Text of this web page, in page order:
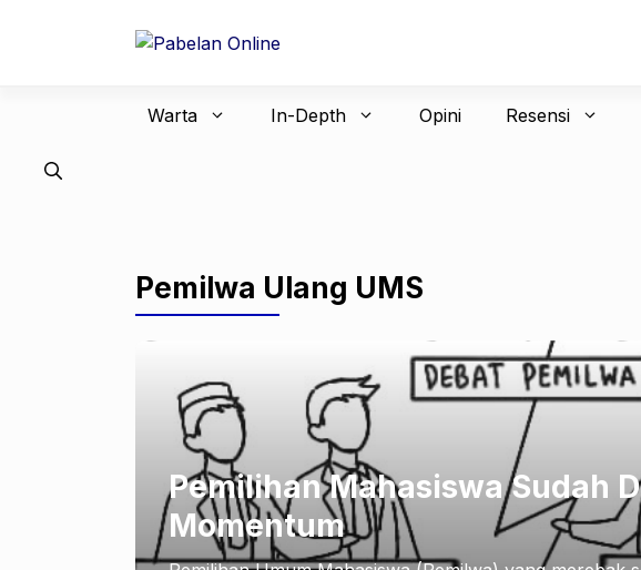
Warta In-Depth Opini Resensi
Pemilwa Ulang UMS
Pemilihan Mahasiswa Sudah
Momentum